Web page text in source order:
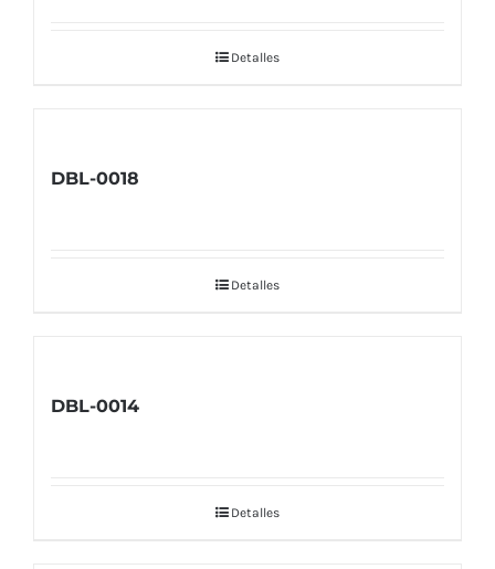
Detalles
DBL-0018
Detalles
DBL-0014
Detalles